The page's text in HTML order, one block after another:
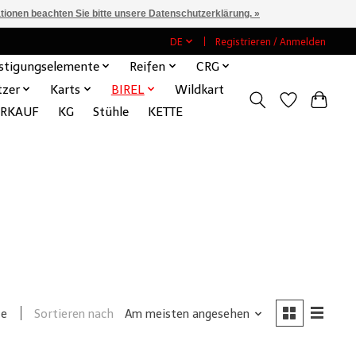
DE Registrieren / Anmelden
Reifen
CRG
Karts BIREL
Wildkart
KG Stühle
KETTE
Sortieren nach Am meisten angesehen
beachten Sie bitte unsere Datenschutzerklärung. »